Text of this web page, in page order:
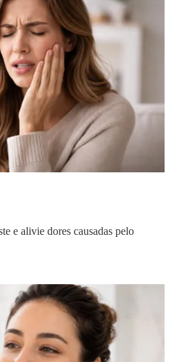
e alivie dores causadas pelo